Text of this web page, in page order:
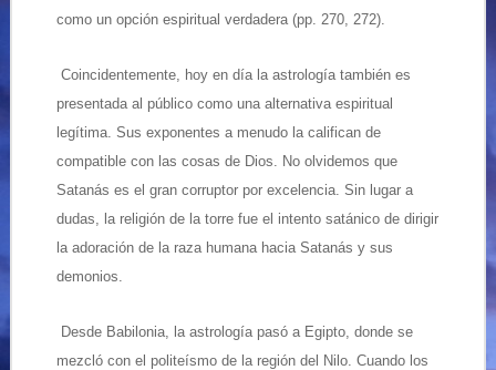
como un opción espiritual verdadera (pp. 270, 272).
Coincidentemente, hoy en día la astrología también es
presentada al público como una alternativa espiritual
legítima. Sus exponentes a menudo la califican de
compatible con las cosas de Dios. No olvidemos que
Satanás es el gran corruptor por excelencia. Sin lugar a
dudas, la religión de la torre fue el intento satánico de dirigir
la adoración de la raza humana hacia Satanás y sus
demonios.
Desde Babilonia, la astrología pasó a Egipto, donde se
mezcló con el politeísmo de la región del Nilo. Cuando los